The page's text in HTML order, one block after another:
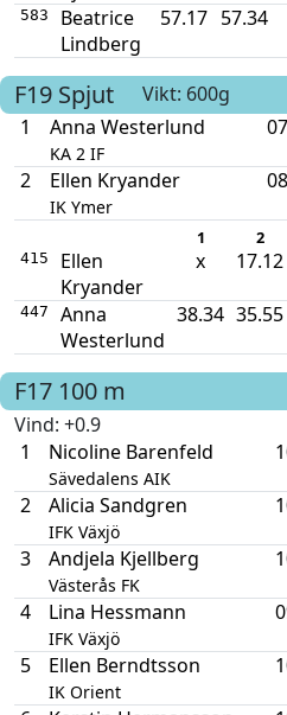
583
Beatrice
Lindberg
57.17 57.34
F19 Spjut Vikt: 600g
1
Anna Westerlund
KA 2 IF
07
2 Ellen Kryander
IK Ymer
08
1 2
415
Ellen
Kryander
x 17.12
447
Anna
Westerlund
38.34 35.55
F17 100 m
Vind: +0.9
1
Nicoline Barenfeld
Sävedalens AIK
2 Alicia Sandgren
IFK Växjö
3 Andjela Kjellberg
Västerås FK
4 Lina Hessmann
IFK Växjö
5 Ellen Berndtsson
IK Orient